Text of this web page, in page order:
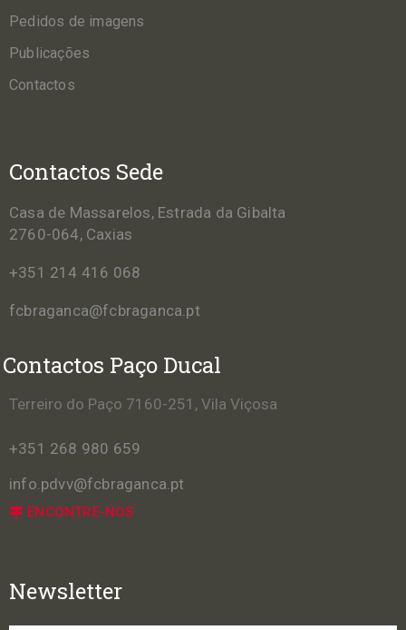
Pedidos de imagens
Publicações
Contactos
Contactos Sede
Casa de Massarelos, Estrada da Gibalta
2760-064, Caxias
+351 214 416 068
fcbraganca@fcbraganca.pt
Contactos Paço Ducal
Terreiro do Paço 7160-251, Vila Viçosa
+351 268 980 659
info.pdvv@fcbraganca.pt
ENCONTRE-NOS
Newsletter